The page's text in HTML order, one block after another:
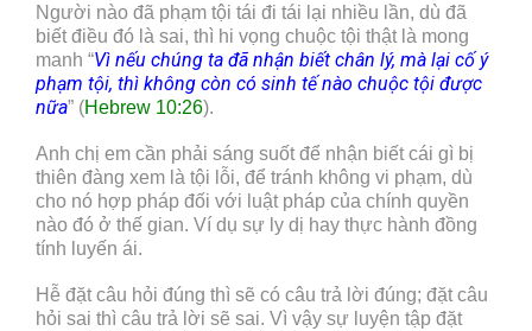
Người nào đã phạm tội tái đi tái lại nhiều lần, dù đã
biết điều đó là sai, thì hi vọng chuộc tội thật là mong
manh “Vì nếu chúng ta đã nhận biết chân lý, mà lại cố ý
phạm tội, thì không còn có sinh tế nào chuộc tội được
nữa” (Hebrew 10:26).
Anh chị em cần phải sáng suốt để nhận biết cái gì bị
thiên đàng xem là tội lỗi, để tránh không vi phạm, dù
cho nó hợp pháp đối với luật pháp của chính quyền
nào đó ở thế gian. Ví dụ sự ly dị hay thực hành đồng
tính luyến ái.
Hễ đặt câu hỏi đúng thì sẽ có câu trả lời đúng; đặt câu
hỏi sai thì câu trả lời sẽ sai. Vì vậy sự luyện tập đặt